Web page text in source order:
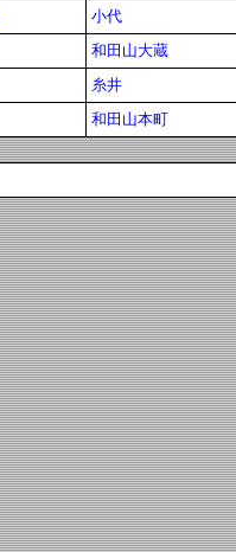
小代
和田山大蔵
糸井
和田山本町